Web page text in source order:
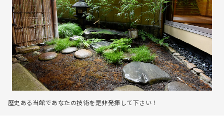
歴史ある当館であなたの技術を是非発揮して下さい！